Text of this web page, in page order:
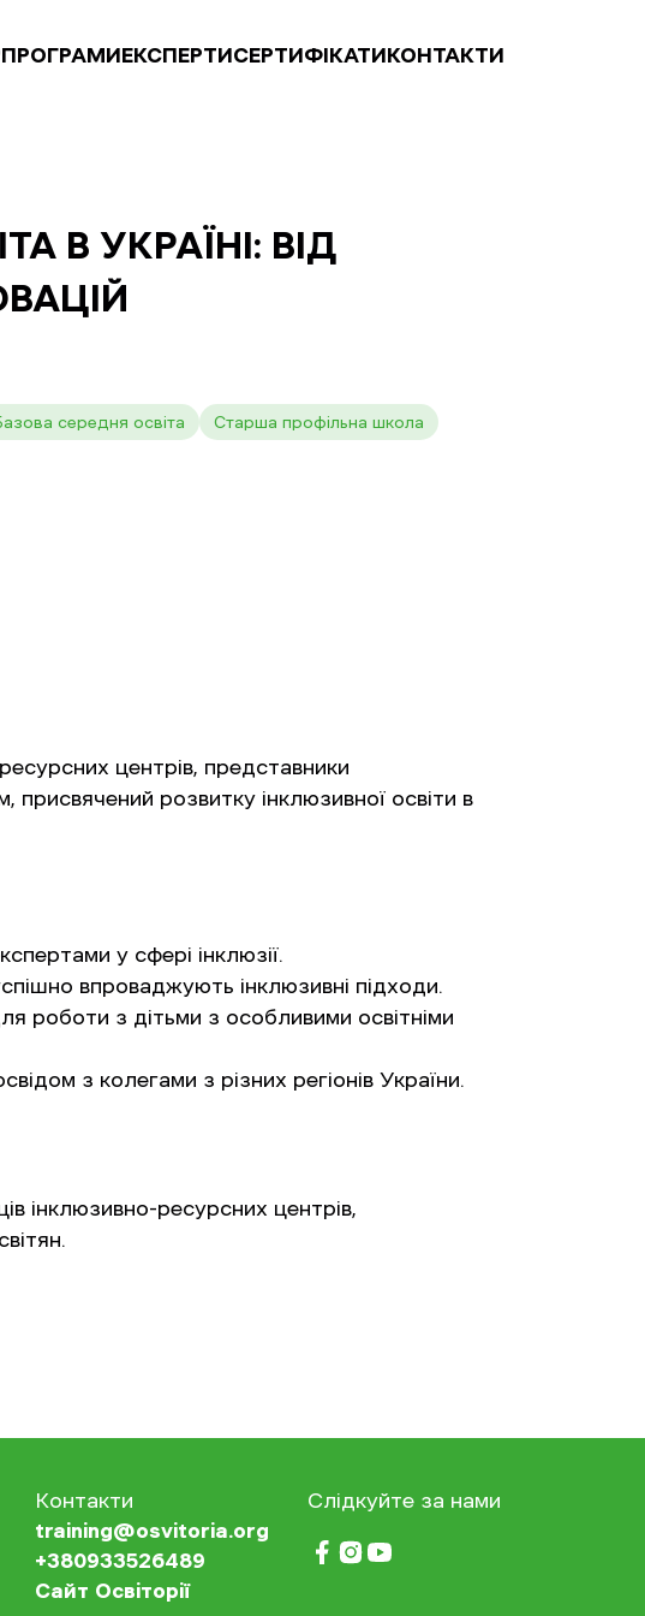
ПРОГРАМИЕКСПЕРТИСЕРТИФІКАТИКОНТАКТИ
В УКРАЇНІ: ВІД
середня освіта Старша профільна школа
центрів, представники
присвячений розвитку інклюзивної освіти в
у сфері інклюзії.
впроваджують інклюзивні підходи.
роботи з дітьми з особливими освітніми
з колегами з різних регіонів України.
інклюзивно-ресурсних центрів,
Контакти
training@osvitoria.org
+380933526489
Сайт Освіторії
Слідкуйте за нами